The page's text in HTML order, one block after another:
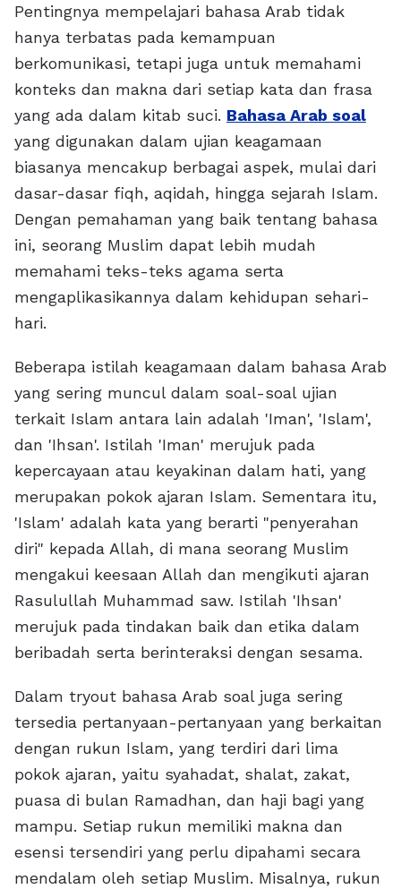
Pentingnya mempelajari bahasa Arab tidak
hanya terbatas pada kemampuan
berkomunikasi, tetapi juga untuk memahami
konteks dan makna dari setiap kata dan frasa
yang ada dalam kitab suci. Bahasa Arab soal
yang digunakan dalam ujian keagamaan
biasanya mencakup berbagai aspek, mulai dari
dasar-dasar fiqh, aqidah, hingga sejarah Islam.
Dengan pemahaman yang baik tentang bahasa
ini, seorang Muslim dapat lebih mudah
memahami teks-teks agama serta
mengaplikasikannya dalam kehidupan sehari-
hari.
Beberapa istilah keagamaan dalam bahasa Arab
yang sering muncul dalam soal-soal ujian
terkait Islam antara lain adalah 'Iman', 'Islam',
dan 'Ihsan'. Istilah 'Iman' merujuk pada
kepercayaan atau keyakinan dalam hati, yang
merupakan pokok ajaran Islam. Sementara itu,
'Islam' adalah kata yang berarti "penyerahan
diri" kepada Allah, di mana seorang Muslim
mengakui keesaan Allah dan mengikuti ajaran
Rasulullah Muhammad saw. Istilah 'Ihsan'
merujuk pada tindakan baik dan etika dalam
beribadah serta berinteraksi dengan sesama.
Dalam tryout bahasa Arab soal juga sering
tersedia pertanyaan-pertanyaan yang berkaitan
dengan rukun Islam, yang terdiri dari lima
pokok ajaran, yaitu syahadat, shalat, zakat,
puasa di bulan Ramadhan, dan haji bagi yang
mampu. Setiap rukun memiliki makna dan
esensi tersendiri yang perlu dipahami secara
mendalam oleh setiap Muslim. Misalnya, rukun